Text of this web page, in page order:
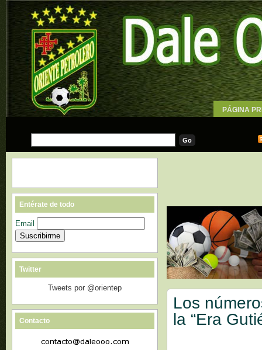
PÁGINA
Los
la “Era
Entérate de todo
Email
Twitter
Tweets por @orientep
Contacto